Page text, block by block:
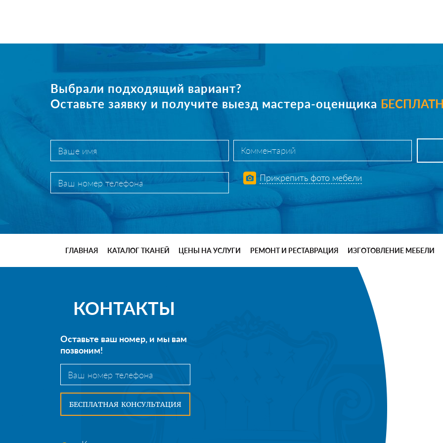
Выбрали подходящий вариант?
Оставьте заявку и получите выезд мастера-оценщика
Прикрепить фото мебели
ГЛАВНАЯ КАТАЛОГ ТКАНЕЙ ЦЕНЫ НА УСЛУГИ РЕМОНТ И РЕСТАВРАЦИЯ ИЗГОТОВЛЕНИЕ МЕБЕЛИ
КОНТАКТЫ
Оставьте ваш номер, и мы вам
позвоним!